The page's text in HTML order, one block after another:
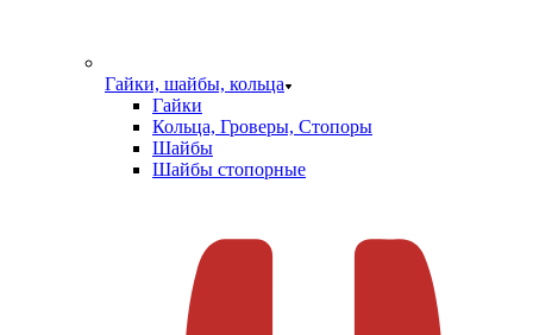
Гайки, шайбы, кольца
Гайки
Кольца, Гроверы, Стопоры
Шайбы
Шайбы стопорные